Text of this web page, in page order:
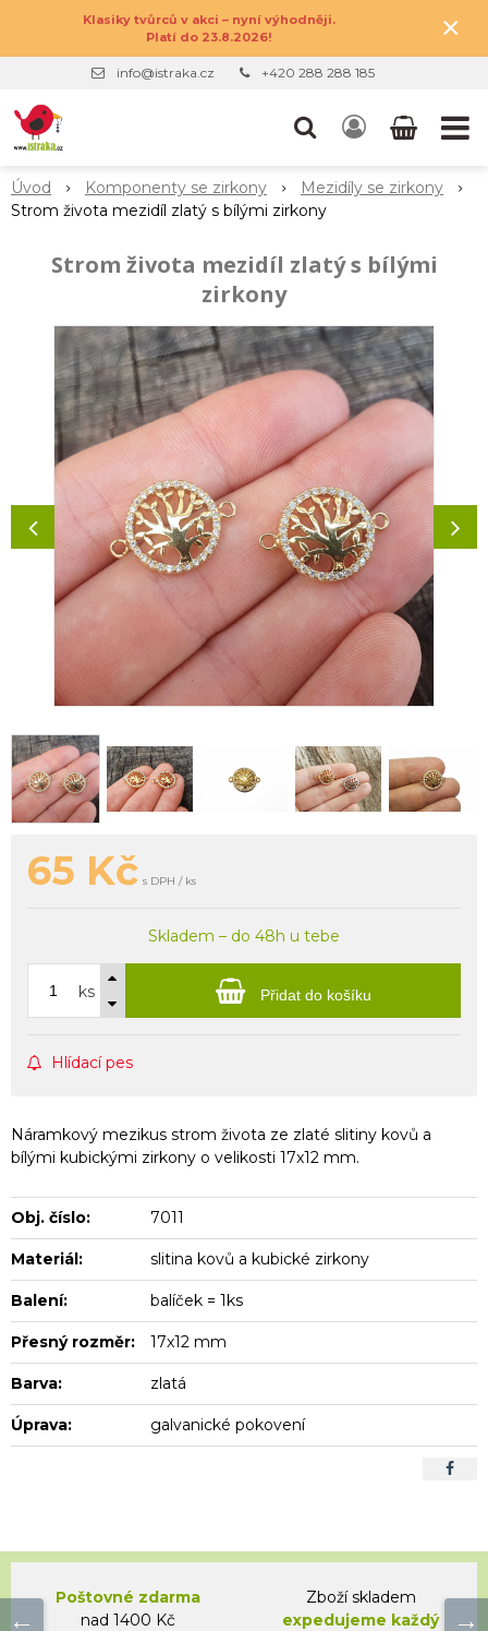
Klasiky tvůrců v akci – nyní výhodněji.
Platí do 23.8.2026!
×
info@istraka.cz +420 288 288 185
Úvod Komponenty se zirkony
Mezidíly se zirkony
Strom života mezidíl zlatý s bílými zirkony
Strom života mezidíl zlatý s bílými
zirkony
65 Kč s DPH / ks
Skladem – do 48h u tebe
ks Přidat do košíku
Hlídací pes
Náramkový mezikus strom života ze zlaté slitiny kovů a
bílými kubickými zirkony o velikosti 17x12 mm.
Obj. číslo: 7011
Materiál: slitina kovů a kubické zirkony
Balení: balíček = 1ks
Přesný rozměr: 17x12 mm
Barva: zlatá
Úprava: galvanické pokovení
Poštovné zdarma
nad 1400 Kč
Zboží skladem
expedujeme každý